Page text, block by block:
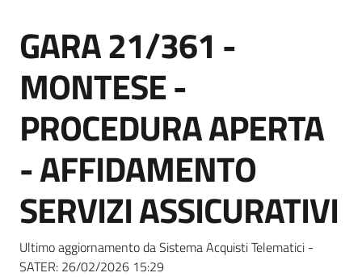
Bandi
e
di
Supporto
telematiche
Salta al contenuto
GARA 21/361 -
MONTESE -
PROCEDURA APERTA
- AFFIDAMENTO
SERVIZI ASSICURATIVI
Ultimo aggiornamento da Sistema Acquisti Telematici -
SATER: 26/02/2026 15:29